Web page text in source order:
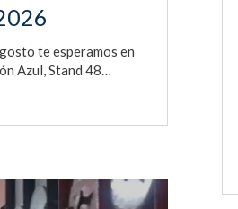
te esperamos en
Azul, Stand 48…